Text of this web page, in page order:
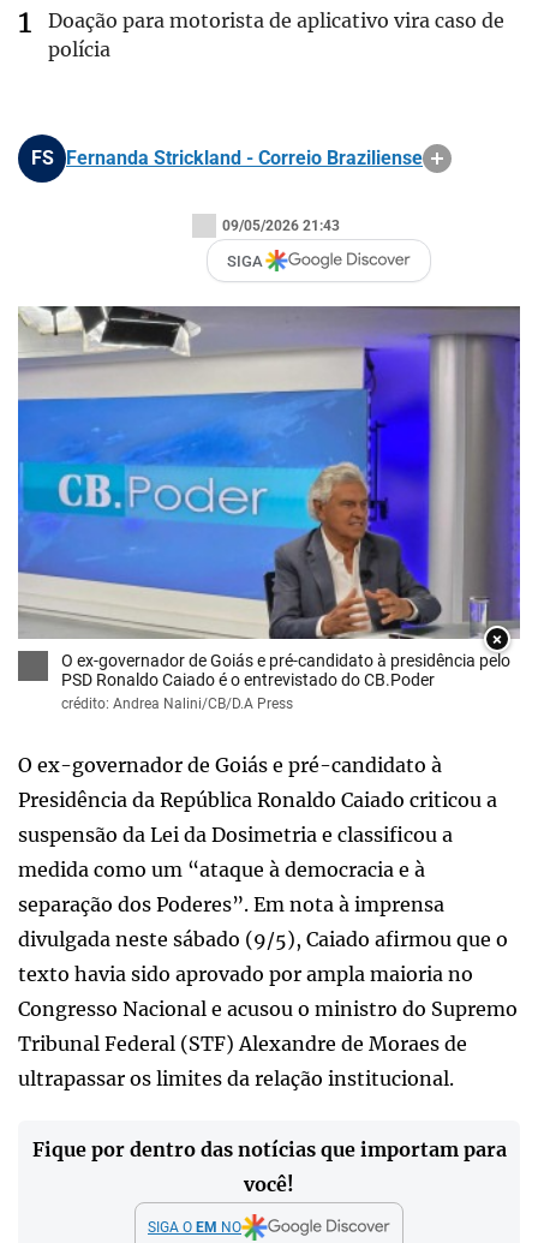
Doação para motorista de aplicativo vira caso de
polícia
FS Fernanda Strickland - Correio Braziliense
09/05/2026 21:43
SIGA
×
O ex-governador de Goiás e pré-candidato à presidência pelo
PSD Ronaldo Caiado é o entrevistado do CB.Poder
crédito: Andrea Nalini/CB/D.A Press
O ex-governador de Goiás e pré-candidato à
Presidência da República Ronaldo Caiado criticou a
suspensão da Lei da Dosimetria e classificou a
medida como um “ataque à democracia e à
separação dos Poderes”. Em nota à imprensa
divulgada neste sábado (9/5), Caiado afirmou que o
texto havia sido aprovado por ampla maioria no
Congresso Nacional e acusou o ministro do Supremo
Tribunal Federal (STF) Alexandre de Moraes de
ultrapassar os limites da relação institucional.
Fique por dentro das notícias que importam para
você!
SIGA O EM NO